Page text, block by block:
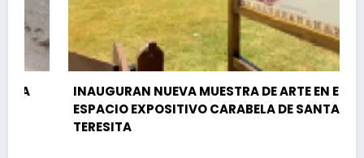
INAUGURAN NUEVA MUESTRA DE ARTE EN EL
ESPACIO EXPOSITIVO CARABELA DE SANTA
TERESITA